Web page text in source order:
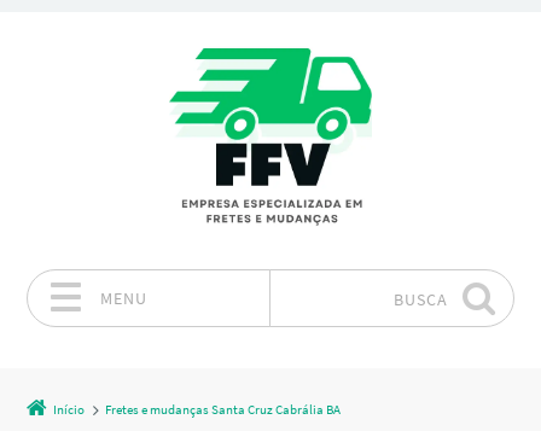
MENU BUSCA
Início Fretes e mudanças Santa Cruz Cabrália BA